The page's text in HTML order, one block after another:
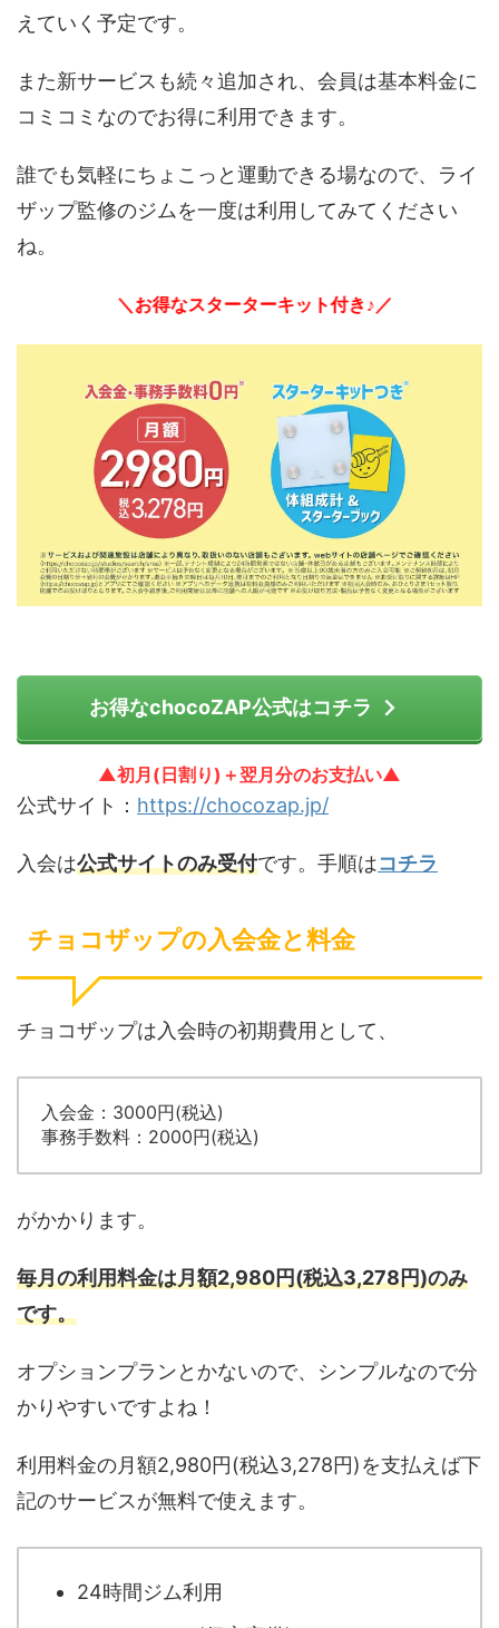
えていく予定です。
また新サービスも続々追加され、会員は基本料金に
コミコミなのでお得に利用できます。
誰でも気軽にちょこっと運動できる場なので、ライ
ザップ監修のジムを一度は利用してみてください
ね。
＼お得なスターターキット付き♪／
お得なchocoZAP公式はコチラ
▲初月(日割り)＋翌月分のお支払い▲
公式サイト： https://chocozap.jp/
入会は公式サイトのみ受付です。手順はコチラ
チョコザップの入会金と料金
チョコザップは入会時の初期費用として、
入会金：3000円(税込)
事務手数料：2000円(税込)
がかかります。
毎月の利用料金は月額2,980円(税込3,278円)のみ
です。
オプションプランとかないので、シンプルなので分
かりやすいですよね！
利用料金の月額2,980円(税込3,278円)を支払えば下
記のサービスが無料で使えます。
24時間ジム利用